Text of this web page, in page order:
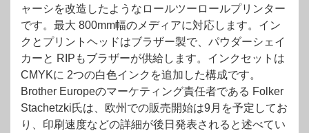
ャーシを改造したようなロールツーロールプリンター
です。最大 800mm幅のメディアに対応します。イン
クとプリントヘッドはブラザー製で、パウダーシェイ
カーと RIPもブラザーが供給します。インクセットは
CMYKに 2つの白色インクを追加した構成です。
Brother Europeのマーケティング責任者である Folker
Stachetzki氏は、欧州での販売開始は9月を予定してお
り、印刷速度などの詳細が後日発表されると述べてい